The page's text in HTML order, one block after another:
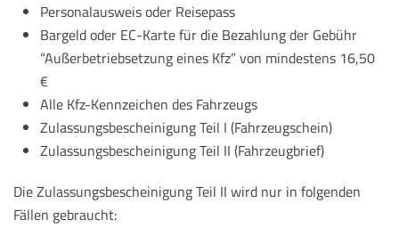
Personalausweis oder Reisepass
Bargeld oder EC-Karte für die Bezahlung der Gebühr
“Außerbetriebsetzung eines Kfz” von mindestens 16,50
€
Alle Kfz-Kennzeichen des Fahrzeugs
Zulassungsbescheinigung Teil I (Fahrzeugschein)
Zulassungsbescheinigung Teil II (Fahrzeugbrief)
Die Zulassungsbescheinigung Teil II wird nur in folgenden
Fällen gebraucht: